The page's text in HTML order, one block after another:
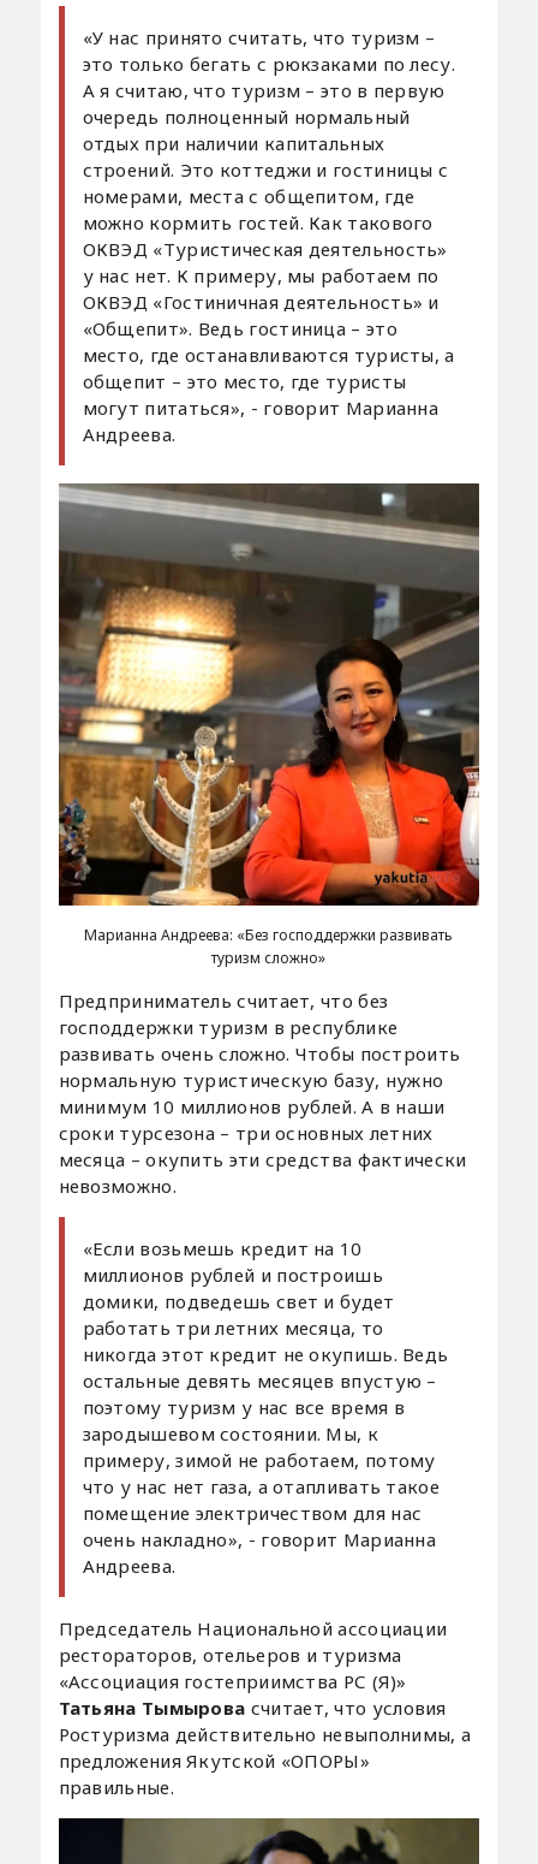
«У нас принято считать, что туризм –
это только бегать с рюкзаками по лесу.
А я считаю, что туризм – это в первую
очередь полноценный нормальный
отдых при наличии капитальных
строений. Это коттеджи и гостиницы с
номерами, места с общепитом, где
можно кормить гостей. Как такового
ОКВЭД «Туристическая деятельность»
у нас нет. К примеру, мы работаем по
ОКВЭД «Гостиничная деятельность» и
«Общепит». Ведь гостиница – это
место, где останавливаются туристы, а
общепит – это место, где туристы
могут питаться», - говорит Марианна
Андреева.
Марианна Андреева: «Без господдержки развивать
туризм сложно»
Предприниматель считает, что без
господдержки туризм в республике
развивать очень сложно. Чтобы построить
нормальную туристическую базу, нужно
минимум 10 миллионов рублей. А в наши
сроки турсезона – три основных летних
месяца – окупить эти средства фактически
невозможно.
«Если возьмешь кредит на 10
миллионов рублей и построишь
домики, подведешь свет и будет
работать три летних месяца, то
никогда этот кредит не окупишь. Ведь
остальные девять месяцев впустую –
поэтому туризм у нас все время в
зародышевом состоянии. Мы, к
примеру, зимой не работаем, потому
что у нас нет газа, а отапливать такое
помещение электричеством для нас
очень накладно», - говорит Марианна
Андреева.
Председатель Национальной ассоциации
рестораторов, отельеров и туризма
«Ассоциация гостеприимства РС (Я)»
Татьяна Тымырова считает, что условия
Ростуризма действительно невыполнимы, а
предложения Якутской «ОПОРЫ»
правильные.